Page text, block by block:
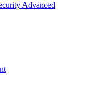
Advanced